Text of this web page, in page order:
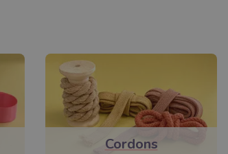
Cordons